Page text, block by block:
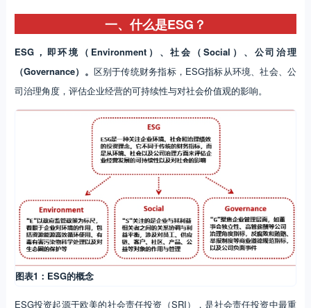
一、什么是ESG？
ESG，即环境（Environment）、社会（Social）、公司治理
（Governance）。 区别于传统财务指标，ESG指标从环境、社会、公
司治理角度，评估企业经营的可持续性与对社会价值观的影响。
图表1：ESG的概念
ESG投资起源于欧美的社会责任投资（SRI），是社会责任投资中最重